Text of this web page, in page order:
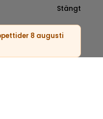
Stängt
8 augusti